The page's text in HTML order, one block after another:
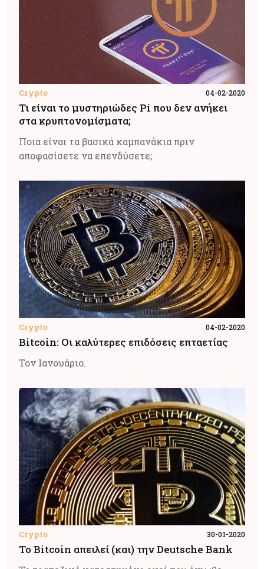
Crypto 04-02-2020
Τι είναι το μυστηριώδες Pi που δεν ανήκει
στα κρυπτονομίσματα;
Ποια είναι τα βασικά καμπανάκια πριν
αποφασίσετε να επενδύσετε;
Crypto 04-02-2020
Bitcoin: Οι καλύτερες επιδόσεις επταετίας
Τον Ιανουάριο.
Crypto 30-01-2020
Το Bitcoin απειλεί (και) την Deutsche Bank